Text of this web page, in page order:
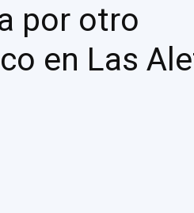
por otro
en Las